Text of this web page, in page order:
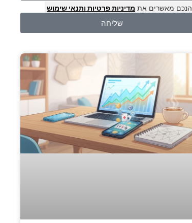
הנכם מאשרים את מדיניות פרטיות ותנאי שימוש
שליחה